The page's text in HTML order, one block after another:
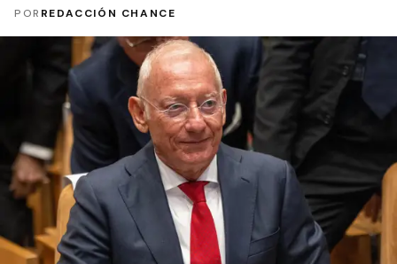
POR REDACCIÓN CHANCE